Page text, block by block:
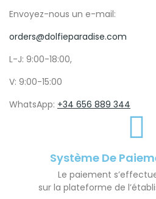
Envoyez-nous un e-mail:
orders@dolfieparadise.com
L-J: 9:00-18:00,
V: 9:00-15:00
WhatsApp: +34 656 889 344
Système De
Le paiement
sur la plateforme de